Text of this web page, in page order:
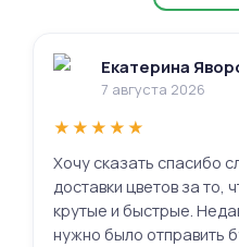
Екатерина
7 августа 2026
★★★★★
Хочу сказать спасибо
доставки цветов за то,
крутые и быстрые.
нужно было отправить